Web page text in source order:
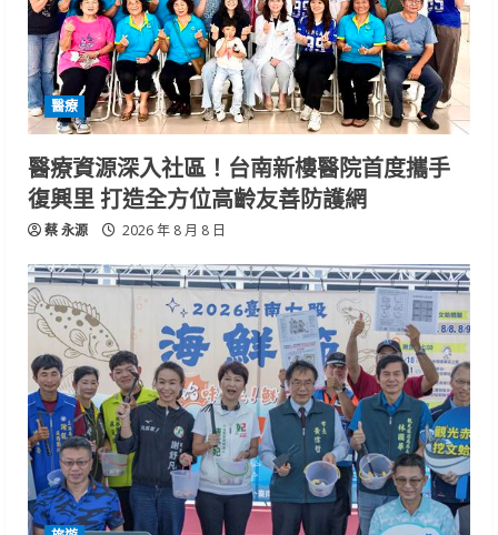
醫療
醫療資源深入社區！台南新樓醫院首度攜手
復興里 打造全方位高齡友善防護網
蔡 永源 2026 年 8 月 8 日